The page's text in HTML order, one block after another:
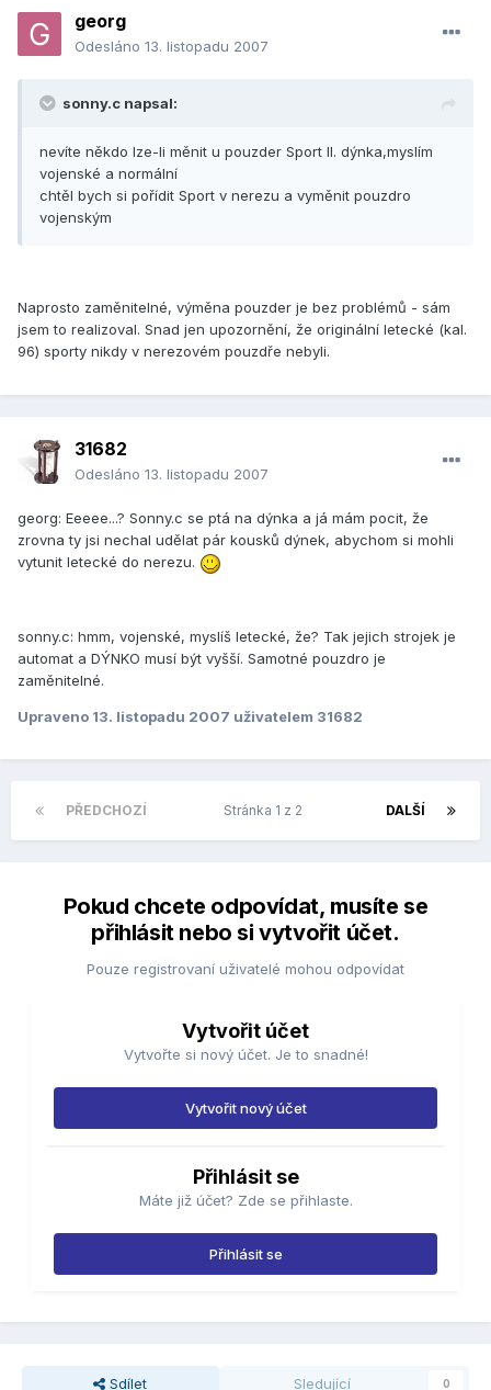
georg
Odesláno 13. listopadu 2007
sonny.c napsal:
nevíte někdo lze-li měnit u pouzder Sport II. dýnka,myslím
vojenské a normální
chtěl bych si pořídit Sport v nerezu a vyměnit pouzdro
vojenským
Naprosto zaměnitelné, výměna pouzder je bez problémů - sám
jsem to realizoval. Snad jen upozornění, že originální letecké (kal.
96) sporty nikdy v nerezovém pouzdře nebyli.
31682
Odesláno 13. listopadu 2007
georg: Eeeee...? Sonny.c se ptá na dýnka a já mám pocit, že
zrovna ty jsi nechal udělat pár kousků dýnek, abychom si mohli
vytunit letecké do nerezu.
sonny.c: hmm, vojenské, myslíš letecké, že? Tak jejich strojek je
automat a DÝNKO musí být vyšší. Samotné pouzdro je
zaměnitelné.
Upraveno 13. listopadu 2007 uživatelem 31682
PŘEDCHOZÍ DALŠÍ
Stránka 1 z 2
Pokud chcete odpovídat, musíte se
přihlásit nebo si vytvořit účet.
Pouze registrovaní uživatelé mohou odpovídat
Vytvořit účet
Vytvořte si nový účet. Je to snadné!
Vytvořit nový účet
Přihlásit se
Máte již účet? Zde se přihlaste.
Přihlásit se
Sdílet Sledující 0